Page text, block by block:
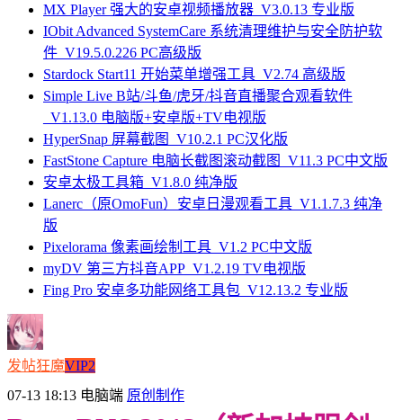
MX Player 强大的安卓视频播放器_V3.0.13 专业版
IObit Advanced SystemCare 系统清理维护与安全防护软
件_V19.5.0.226 PC高级版
Stardock Start11 开始菜单增强工具_V2.74 高级版
Simple Live B站/斗鱼/虎牙/抖音直播聚合观看软件
_V1.13.0 电脑版+安卓版+TV电视版
HyperSnap 屏幕截图_V10.2.1 PC汉化版
FastStone Capture 电脑长截图滚动截图_V11.3 PC中文版
安卓太极工具箱_V1.8.0 纯净版
Lanerc（原OmoFun）安卓日漫观看工具_V1.1.7.3 纯净
版
Pixelorama 像素画绘制工具_V1.2 PC中文版
myDV 第三方抖音APP_V1.2.19 TV电视版
Fing Pro 安卓多功能网络工具包_V12.13.2 专业版
发帖狂魔VIP2
07-13 18:13 电脑端 原创制作